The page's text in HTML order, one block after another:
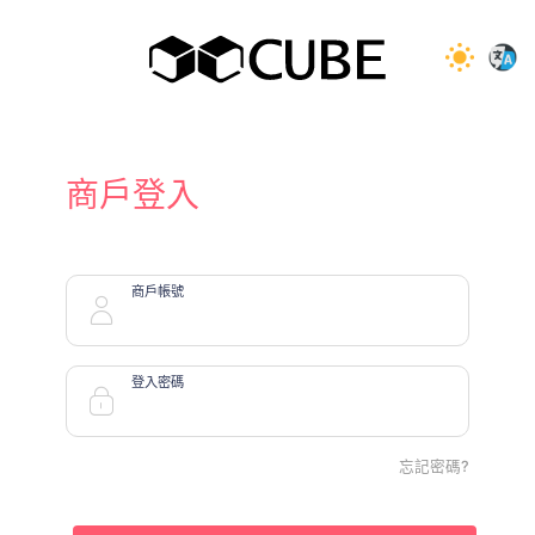
商戶登入
商戶帳號
登入密碼
忘記密碼?